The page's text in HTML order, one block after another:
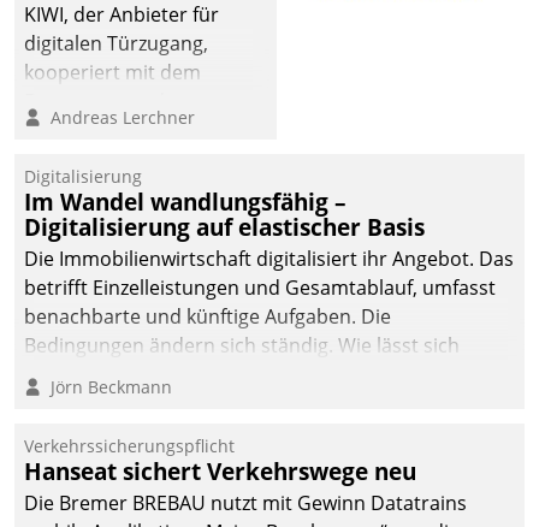
KIWI, der Anbieter für
digitalen Türzugang,
kooperiert mit dem
Softwareentwicklungshaus
Andreas Lerchner
Digitalisierung
Im Wandel wandlungsfähig –
Digitalisierung auf elastischer Basis
Die Immobilienwirtschaft digitalisiert ihr Angebot. Das
betrifft Einzelleistungen und Gesamtablauf, umfasst
benachbarte und künftige Aufgaben. Die
Bedingungen ändern sich ständig. Wie lässt sich
technisch die Kontrolle wahren und zugleich Freiraum
fürs Wachsen öffnen?
Jörn Beckmann
Verkehrssicherungspflicht
Hanseat sichert Verkehrswege neu
Die Bremer BREBAU nutzt mit Gewinn Datatrains